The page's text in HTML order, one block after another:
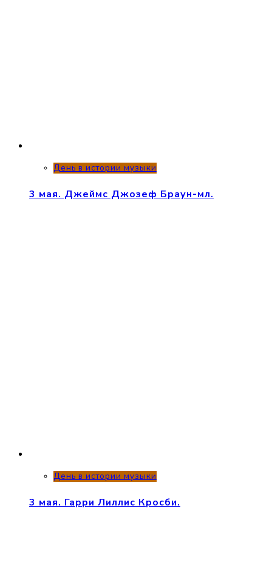
День в истории музыки
3 мая. Джеймс Джозеф Браун-мл.
День в истории музыки
3 мая. Гарри Лиллис Кросби.